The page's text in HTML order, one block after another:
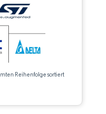
Reihenfolge sortiert